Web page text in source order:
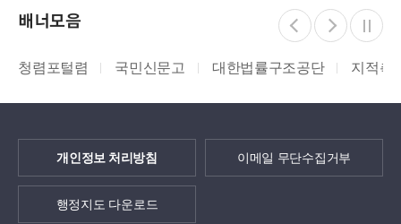
배너모음
국민신문고 대한법률구조공단 지적측량바로처리
개인정보 처리방침 이메일 무단수집거부
행정지도 다운로드